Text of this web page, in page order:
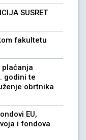
SUSRET
fakultetu
plaćanja
godini te
obrtnika
EU,
i fondova